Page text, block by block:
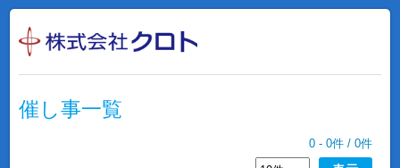
催し事一覧
0- 0件 / 0件